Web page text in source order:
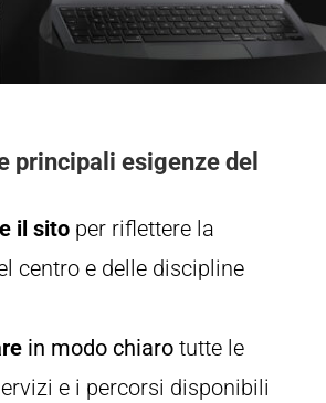
principali esigenze del
il sito per riflettere la
centro e delle discipline
in modo chiarotutte le
e i percorsi disponibili